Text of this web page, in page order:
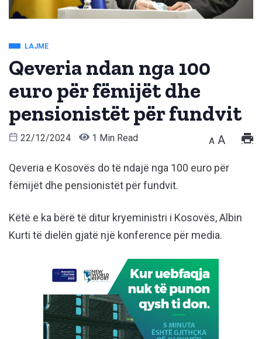
LAJME
Qeveria ndan nga 100
euro për fëmijët dhe
pensionistët për fundvit
22/12/2024 1 Min Read A A
Qeveria e Kosovës do të ndajë nga 100 euro për
fëmijët dhe pensionistët për fundvit.
Këtë e ka bërë të ditur kryeministri i Kosovës, Albin
Kurti të dielën gjatë një konference për media.